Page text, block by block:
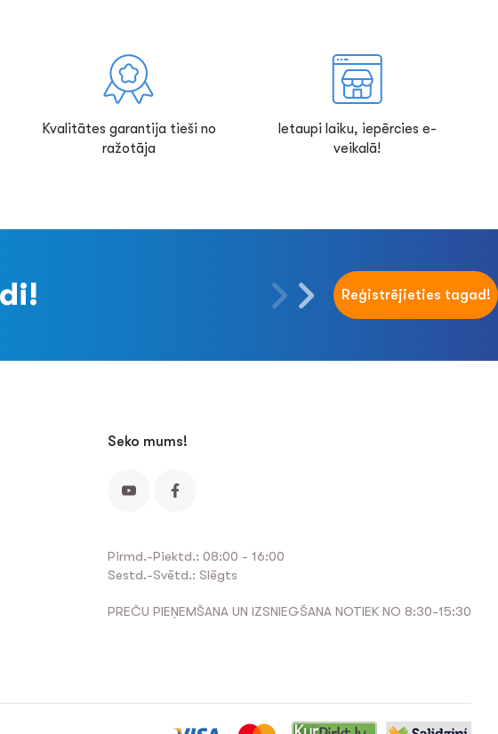
Kvalitātes garantija tieši no
ražotāja
Ietaupi laiku, iepērcies e-
veikalā!
Reģistrējieties tagad!
Seko mums!
Pirmd.-Piektd.: 08:00 - 16:00
Sestd.-Svētd.: Slēgts
PREČU PIEŅEMŠANA UN IZSNIEGŠANA NOTIEK NO 8:30-15:30